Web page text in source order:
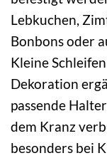
Lebkuchen,
Bonbons oder
Kleine
Dekoration
passende
dem Kranz
besonders bei